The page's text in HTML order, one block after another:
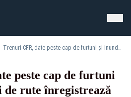
Trenuri CFR, date peste cap de furtuni și inundații. Zeci de rute înregistrează întârzieri majore
peste cap de furtuni
rute înregistrează